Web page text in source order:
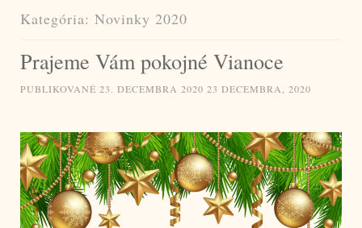
Kategória: Novinky 2020
Prajeme Vám pokojné Vianoce
PUBLIKOVANÉ 23. DECEMBRA 2020 23 DECEMBRA, 2020